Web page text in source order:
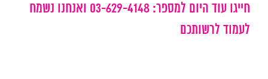
חייגו עוד היום למספר: 03-629-4148 ואנחנו נשמח
לעמוד לרשותכם